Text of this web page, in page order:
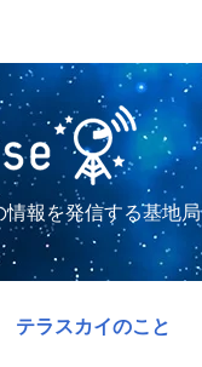
報を発信する基地局
テラスカイのこと